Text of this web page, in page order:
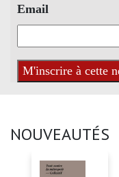
Email
NOUVEAUTÉS